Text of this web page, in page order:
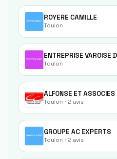
ROYERE CAMILLE
Toulon
ENTREPRISE VAROISE
Toulon
Toulon · 2 avis
GROUPE AC EXPERTS
Toulon · 2 avis